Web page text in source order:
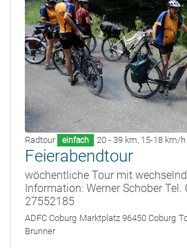
Radtour einfach 20 - 39 km, 15-18 km/h
Feierabendtour
wöchentliche Tour mit
Information: Werner Schober Tel.
27552185
ADFC Coburg Marktplatz 96450 Coburg
Brunner